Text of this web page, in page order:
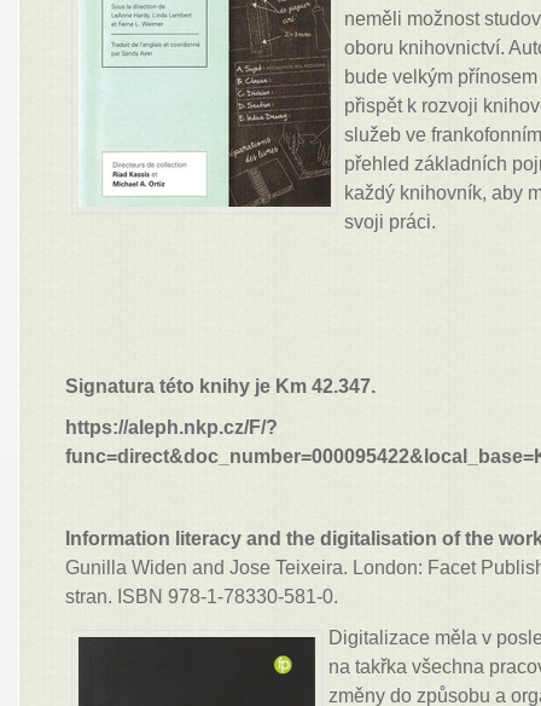
neměli možnost
oboru knihovnictví.
bude velkým
přispět k rozvoji
služeb ve
přehled základních
každý knihovník, aby
svoji práci.
Signatura této knihy je Km 42.347.
https://aleph.nkp.cz/F/?
Information literacy and the digitalisation of the
Gunilla Widen and Jose Teixeira. London: Facet
stran. ISBN 978-1-78330-581-0.
Digitalizace měla v
na takřka všechna
změny do způsobu a